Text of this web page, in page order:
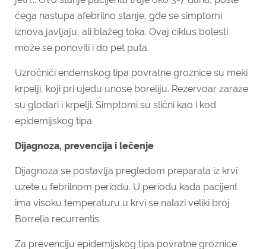
čega nastupa afebrilno stanje, gde se simptomi
iznova javljaju, ali blažeg toka. Ovaj ciklus bolesti
može se ponoviti i do pet puta.
Uzročniči endemskog tipa povratne groznice su meki
krpelji, koji pri ujedu unose boreliju. Rezervoar zaraze
su glodari i krpelji. Simptomi su slični kao i kod
epidemijskog tipa.
Dijagnoza, prevencija i lečenje
Dijagnoza se postavlja pregledom preparata iz krvi
uzete u febrilnom periodu. U periodu kada pacijent
ima visoku temperaturu u krvi se nalazi veliki broj
Borrelia recurrentis.
Za prevenciju epidemijskog tipa povratne groznice